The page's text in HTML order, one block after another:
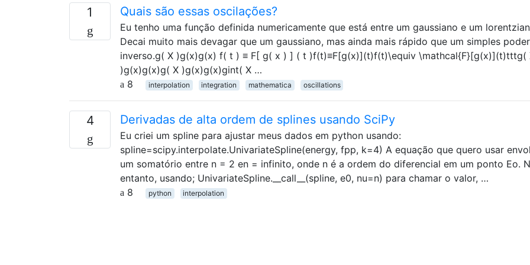
1 Quais são essas oscilações?
Eu tenho uma função definida numericamente que está entre um gaussiano e um
Decai muito mais devagar que um gaussiano, mas ainda mais rápido que um simples poder
inverso.g( X )g(x)g(x) f( t ) ≡ F[ g( x ) ] ( t )f(t)≡F[g(x)](t)f(t)\equiv \mathcal{F}[g(x)](t)tttg(
)g(x)g(x)g( X )g(x)g(x)gint( X …
8
interpolation integration mathematica oscillations
4 Derivadas de alta ordem de splines usando SciPy
Eu criei um spline para ajustar meus dados em python usando:
spline=scipy.interpolate.UnivariateSpline(energy, fpp, k=4) A equação que quero usar
um somatório entre n = 2 en = infinito, onde n é a ordem do diferencial em um ponto Eo.
entanto, usando; UnivariateSpline.__call__(spline, e0, nu=n) para chamar o valor, …
8
python interpolation